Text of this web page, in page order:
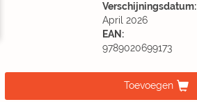
Verschijningsdatum:
April 2026
EAN:
9789020699173
Toevoegen